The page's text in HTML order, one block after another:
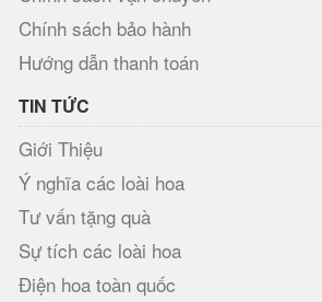
Chính sách bảo hành
Hướng dẫn thanh toán
TIN TỨC
Giới Thiệu
Ý nghĩa các loài hoa
Tư vấn tặng quà
Sự tích các loài hoa
Điện hoa toàn quốc